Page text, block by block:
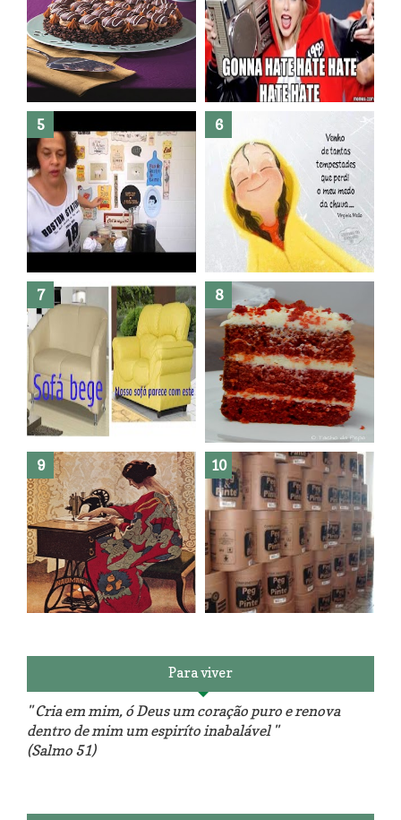
Banheiro novo por menos de
R$300,00 ?? E sem quebra
quebra ??( Editado)
Posso congelar bolo ??
Dez bolos pra fazer antes de
morrer !
Haters, como surgiram?
Como fazer leites vegetais ? O medo que habita em nós.
Reforma do sofá, agora é em
patchwork!
The Red Velvet !!! O Perfeito
Para viver
" Cria em mim, ó Deus um coração puro e renova
dentro de mim um espiríto inabalável "
(Salmo 51)